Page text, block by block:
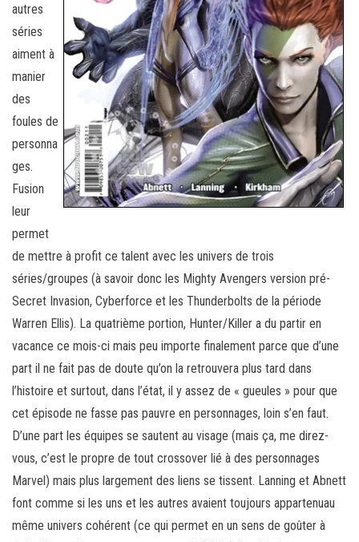
autres
séries
aiment à
manier
des
foules de
personna
ges.
Fusion
leur
permet
de mettre à profit ce talent avec les univers de trois
séries/groupes (à savoir donc les Mighty Avengers version pré-
Secret Invasion, Cyberforce et les Thunderbolts de la période
Warren Ellis). La quatrième portion, Hunter/Killer a du partir en
vacance ce mois-ci mais peu importe finalement parce que d’une
part il ne fait pas de doute qu’on la retrouvera plus tard dans
l’histoire et surtout, dans l’état, il y assez de « gueules » pour que
cet épisode ne fasse pas pauvre en personnages, loin s’en faut.
D’une part les équipes se sautent au visage (mais ça, me direz-
vous, c’est le propre de tout crossover lié à des personnages
Marvel) mais plus largement des liens se tissent. Lanning et Abnett
font comme si les uns et les autres avaient toujours appartenuau
même univers cohérent (ce qui permet en un sens de goûter à